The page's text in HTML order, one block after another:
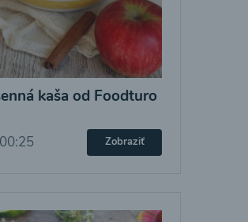
kaša od Foodturo
00:25 Zobraziť